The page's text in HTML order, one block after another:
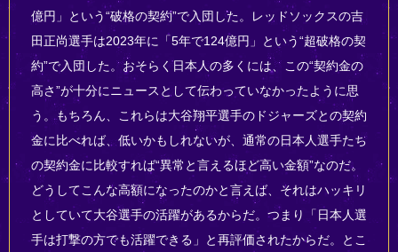
億円」という“破格の契約”で入団した。レッドソックスの吉
田正尚選手は2023年に「5年で124億円」という“超破格の契
約”で入団した。おそらく日本人の多くには、この“契約金の
高さ”が十分にニュースとして伝わっていなかったように思
う。もちろん、これらは大谷翔平選手のドジャーズとの契約
金に比べれば、低いかもしれないが、通常の日本人選手たち
の契約金に比較すれば“異常と言えるほど高い金額”なのだ。
どうしてこんな高額になったのかと言えば、それはハッキリ
としていて大谷選手の活躍があるからだ。つまり「日本人選
手は打撃の方でも活躍できる」と再評価されたからだ。とこ